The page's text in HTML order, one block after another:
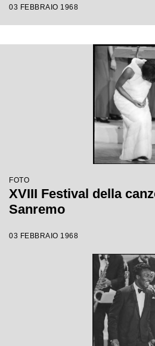
03 FEBBRAIO 1968
FOTO
XVIII Festival della
Sanremo
03 FEBBRAIO 1968